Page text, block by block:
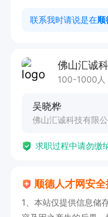
5.任务单计划交期
1、大专以上学历
与跟进，熟悉生产
4、执行力强，条
联系我时请说是在顺
佛山汇诚
100-1000人
吴晓桦
佛山汇诚科技有限
求职过程中请勿缴
顺德人才网安
1、本站仅提供信息储